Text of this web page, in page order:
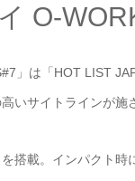
O-
」は「HOT LIST
いサイトラインが施
搭載。インパクト